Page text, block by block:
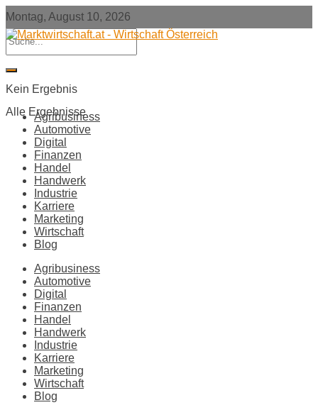
Montag, August 10, 2026
Kein Ergebnis
Alle Ergebnisse
Agribusiness
Automotive
Digital
Finanzen
Handel
Handwerk
Industrie
Karriere
Marketing
Wirtschaft
Blog
Agribusiness
Automotive
Digital
Finanzen
Handel
Handwerk
Industrie
Karriere
Marketing
Wirtschaft
Blog